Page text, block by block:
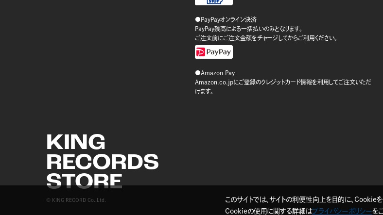
KING
RECORDS
STORE
© KING RECORD Co.,Ltd.
●PayPayオンライン決済
PayPay残高による一括払いのみとなります。
ご注文前にご注文金額をチャージしてからご利用ください。
●Amazon Pay
Amazon.co.jpにご登録のクレジットカード情報を利用してご注文いただ
けます。
このサイトでは、サイトの利便性向上を目的に、Cookieを
Cookieの使用に関する詳細はプライバシーポリシーを